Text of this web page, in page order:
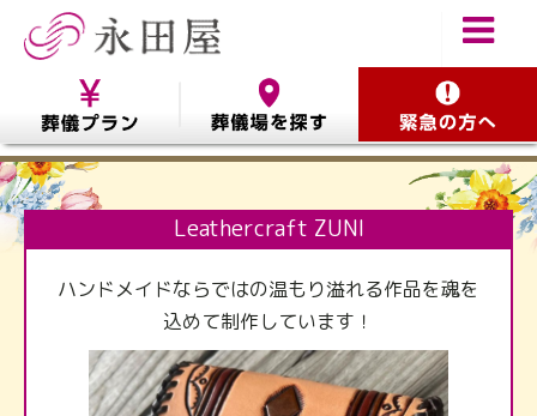
Leathercraft ZUNI
ハンドメイドならではの温もり溢れる作品を魂を
込めて制作しています！